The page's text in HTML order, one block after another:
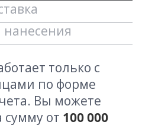
только с
по форме
Вы можете
сумму от 100 000